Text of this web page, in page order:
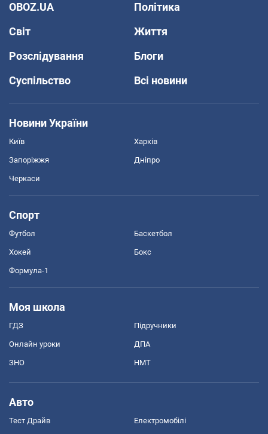
OBOZ.UA
Політика
Світ
Життя
Розслідування
Блоги
Суспільство
Всі новини
Новини України
Київ Харків
Запоріжжя Дніпро
Черкаси
Спорт
Футбол Баскетбол
Хокей Бокс
Формула-1
Моя школа
ГДЗ Підручники
Онлайн уроки ДПА
ЗНО НМТ
Авто
Тест Драйв Електромобілі